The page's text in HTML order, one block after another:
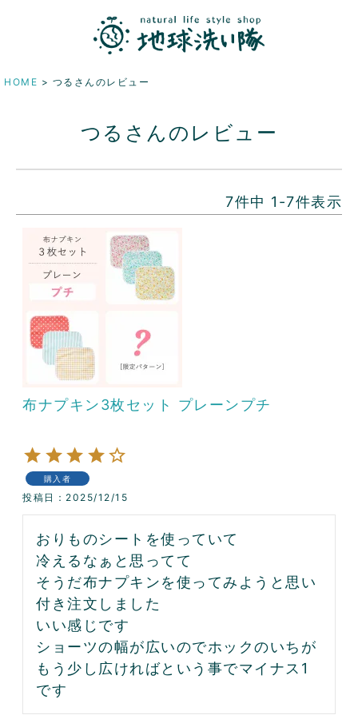
HOME つるさんのレビュー
つるさんのレビュー
7件中 1 -7件表示
布ナプキン3枚セット プレーンプチ
購入者
投稿日 2025/12/15
おりものシートを使っていて
冷えるなぁと思ってて
そうだ布ナプキンを使ってみようと思い
付き注文しました
いい感じです
ショーツの幅が広いのでホックのいちが
もう少し広ければという事でマイナス1
です